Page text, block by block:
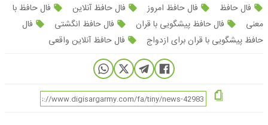
فال حافظ فال حافظ امروز فال حافظ آنلاین
فال حافظ با
معنی
فال حافظ پیشگویی با قران فال حافظ انگشتی
فال
حافظ پیشگویی با قران برای ازدواج
فال حافظ آنلاین واقعی